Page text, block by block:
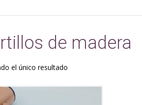
de madera
el único resultado